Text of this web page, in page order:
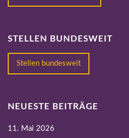
STELLEN BUNDESWEIT
Stellen bundesweit
NEUESTE BEITRÄGE
11. Mai 2026